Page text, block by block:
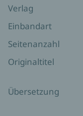
Finden Sie
Lernen Sie
Gestalten Sie
Schaffen Sie
100 %
Dieses Buch ist
wohl in deinem
Verlag
Einbandart
Seitenanzahl
Originaltitel
Übersetzung